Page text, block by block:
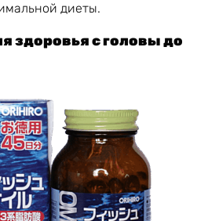
диеты.
здоровья с головы до